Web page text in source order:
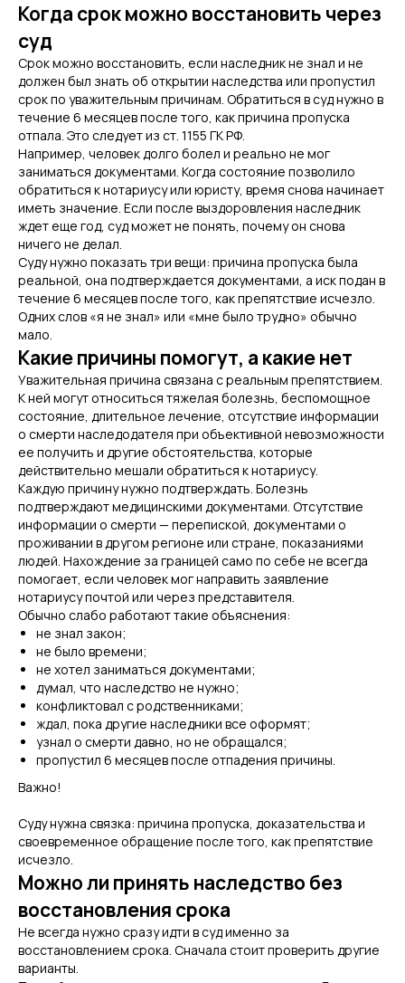
Когда срок можно восстановить через
суд
Срок можно восстановить, если наследник не знал и не
должен был знать об открытии наследства или пропустил
срок по уважительным причинам. Обратиться в суд нужно в
течение 6 месяцев после того, как причина пропуска
отпала. Это следует из ст. 1155 ГК РФ.
Например, человек долго болел и реально не мог
заниматься документами. Когда состояние позволило
обратиться к нотариусу или юристу, время снова начинает
иметь значение. Если после выздоровления наследник
ждет еще год, суд может не понять, почему он снова
ничего не делал.
Суду нужно показать три вещи: причина пропуска была
реальной, она подтверждается документами, а иск подан в
течение 6 месяцев после того, как препятствие исчезло.
Одних слов «я не знал» или «мне было трудно» обычно
мало.
Какие причины помогут, а какие нет
Уважительная причина связана с реальным препятствием.
К ней могут относиться тяжелая болезнь, беспомощное
состояние, длительное лечение, отсутствие информации
о смерти наследодателя при объективной невозможности
ее получить и другие обстоятельства, которые
действительно мешали обратиться к нотариусу.
Каждую причину нужно подтверждать. Болезнь
подтверждают медицинскими документами. Отсутствие
информации о смерти — перепиской, документами о
проживании в другом регионе или стране, показаниями
людей. Нахождение за границей само по себе не всегда
помогает, если человек мог направить заявление
нотариусу почтой или через представителя.
Обычно слабо работают такие объяснения:
не знал закон;
не было времени;
не хотел заниматься документами;
думал, что наследство не нужно;
конфликтовал с родственниками;
ждал, пока другие наследники все оформят;
узнал о смерти давно, но не обращался;
пропустил 6 месяцев после отпадения причины.
Важно!
Суду нужна связка: причина пропуска, доказательства и
своевременное обращение после того, как препятствие
исчезло.
Можно ли принять наследство без
восстановления срока
Не всегда нужно сразу идти в суд именно за
восстановлением срока. Сначала стоит проверить другие
варианты.